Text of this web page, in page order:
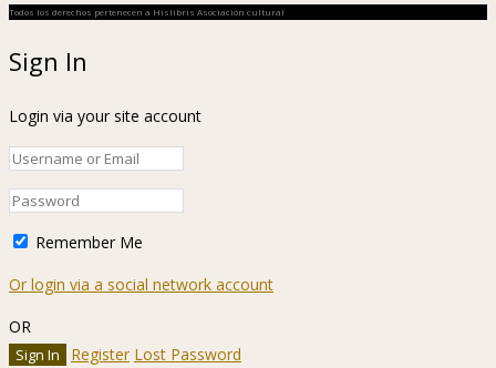
Todos los derechos pertenecen a Hislibris Asociación cultural
Sign In
Login via your site account
Remember Me
Or login via a social network account
OR
Register Lost Password